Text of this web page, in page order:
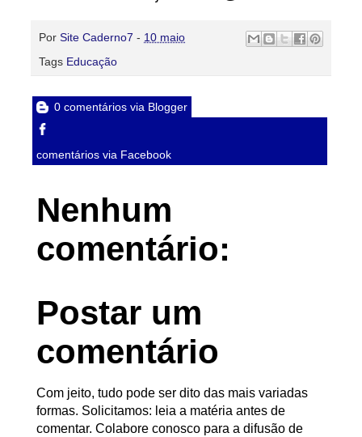
Por Site Caderno7 - 10 maio
Tags Educação
0 comentários via Blogger
comentários via Facebook
Nenhum
comentário:
Postar um
comentário
Com jeito, tudo pode ser dito das mais variadas
formas. Solicitamos: leia a matéria antes de
comentar. Colabore conosco para a difusão de